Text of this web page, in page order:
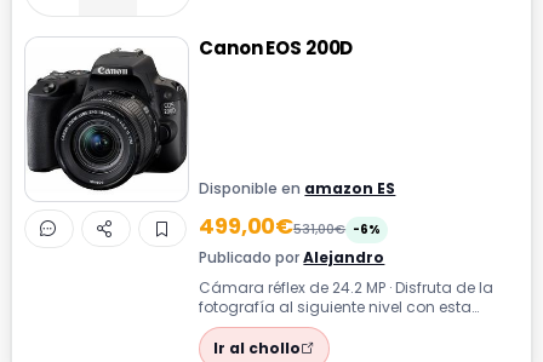
Canon EOS 200D
Disponible en amazon ES
499,00€531,00€ -6%
Publicado porAlejandro
Cámara réflex de 24.2 MP · Disfruta de la
fotografía al siguiente nivel con esta
cámara reflex Canon EOS 200D. Con su...
Ir al chollo